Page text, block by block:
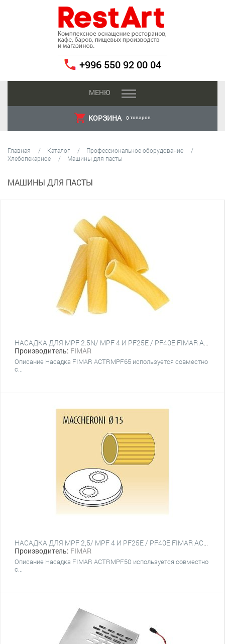
+996 550 92 00 04
МЕНЮ
КОРЗИНА 0 товаров
Главная Каталог
Профессиональное оборудование
Хлебопекарное
Машины для пасты
МАШИНЫ ДЛЯ ПАСТЫ
НАСАДКА ДЛЯ MPF 2.5N/ MPF 4 И PF25E / PF40E FIMAR ACTRMPF65
Производитель: FIMAR
Описание Насадка FIMAR ACTRMPF65 используется совместно
с...
НАСАДКА ДЛЯ MPF 2,5/ MPF 4 И PF25E / PF40E FIMAR ACTRMPF68
Производитель: FIMAR
Описание Насадка FIMAR ACTRMPF50 используется совместно
с...